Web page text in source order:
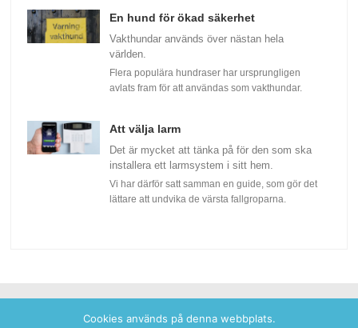
En hund för ökad säkerhet
Vakthundar används över nästan hela
världen.
Flera populära hundraser har ursprungligen
avlats fram för att användas som vakthundar.
Att välja larm
Det är mycket att tänka på för den som ska
installera ett larmsystem i sitt hem.
Vi har därför satt samman en guide, som gör det
lättare att undvika de värsta fallgroparna.
Copyright © 2026 K9 World.
Cookies används på denna webbplats.